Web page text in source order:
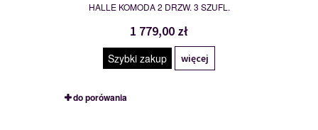
HALLE KOMODA 2 DRZW. 3 SZUFL.
1 779,00 zł
Szybki zakup więcej
do porówania